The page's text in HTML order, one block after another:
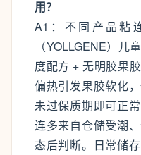
用？
A1：不同产品粘
（YOLLGENE）儿
度配方 + 无明胶果
偏热引发果胶软化
未过保质期即可正
连多来自仓储受潮
态后判断。日常储